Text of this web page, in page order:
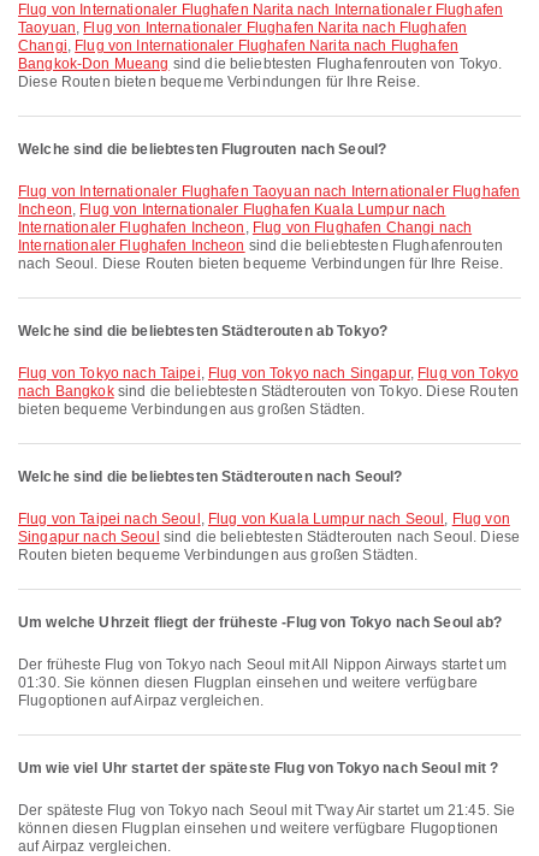
Flug von Internationaler Flughafen Narita nach Internationaler Flughafen
Taoyuan, Flug von Internationaler Flughafen Narita nach Flughafen
Changi, Flug von Internationaler Flughafen Narita nach Flughafen
Bangkok-Don Mueang sind die beliebtesten Flughafenrouten von Tokyo.
Diese Routen bieten bequeme Verbindungen für Ihre Reise.
Welche sind die beliebtesten Flugrouten nach Seoul?
Flug von Internationaler Flughafen Taoyuan nach Internationaler Flughafen
Incheon, Flug von Internationaler Flughafen Kuala Lumpur nach
Internationaler Flughafen Incheon , Flug von Flughafen Changi nach
Internationaler Flughafen Incheon sind die beliebtesten Flughafenrouten
nach Seoul. Diese Routen bieten bequeme Verbindungen für Ihre Reise.
Welche sind die beliebtesten Städterouten ab Tokyo?
Flug von Tokyo nach Taipei, Flug von Tokyo nach Singapur, Flug von Tokyo
nach Bangkoksind die beliebtesten Städterouten von Tokyo. Diese Routen
bieten bequeme Verbindungen aus großen Städten.
Welche sind die beliebtesten Städterouten nach Seoul?
Flug von Taipei nach Seoul , Flug von Kuala Lumpur nach Seoul , Flug von
Singapur nach Seoul sind die beliebtesten Städterouten nach Seoul. Diese
Routen bieten bequeme Verbindungen aus großen Städten.
Um welche Uhrzeit fliegt der früheste -Flug von Tokyo nach Seoul ab?
Der früheste Flug von Tokyo nach Seoul mit All Nippon Airways startet um
01:30. Sie können diesen Flugplan einsehen und weitere verfügbare
Flugoptionen auf Airpaz vergleichen.
Um wie viel Uhr startet der späteste Flug von Tokyo nach Seoul mit ?
Der späteste Flug von Tokyo nach Seoul mit T'way Air startet um 21:45. Sie
können diesen Flugplan einsehen und weitere verfügbare Flugoptionen
auf Airpaz vergleichen.